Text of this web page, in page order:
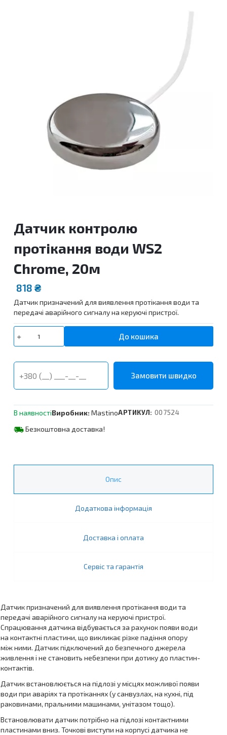
Датчик контролю
протікання води WS2
Chrome, 20м
818 ₴
Датчик призначений для виявлення протікання води та
передачі аварійного сигналу на керуючі пристрої.
контролю
води
WS2
кількість
До кошика
В наявностіВиробник: MastinoАРТИКУЛ: 007524
Безкоштовна доставка!
Опис
Додаткова інформація
Доставка і оплата
Сервіс та гарантія
Датчик призначений для виявлення протікання води та
передачі аварійного сигналу на керуючі пристрої.
Спрацювання датчика відбувається за рахунок появи води
на контактні пластини, що викликає різке падіння опору
між ними. Датчик підключений до безпечного джерела
живлення і не становить небезпеки при дотику до пластин-
контактів.
Датчик встановлюється на підлозі у місцях можливої появи
води при аваріях та протіканнях (у санвузлах, на кухні, під
раковинами, пральними машинами, унітазом тощо).
Встановлювати датчик потрібно на підлозі контактними
пластинами вниз. Точкові виступи на корпусі датчика не